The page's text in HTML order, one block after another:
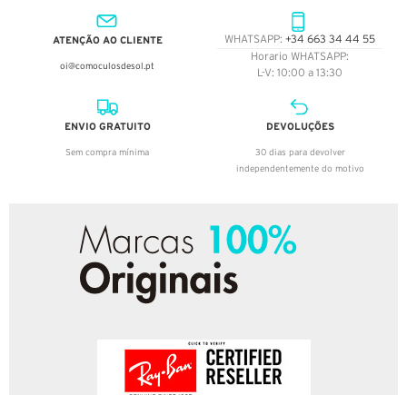
ATENÇÃO AO CLIENTE
oi@comoculosdesol.pt
WHATSAPP: +34 663 34 44 55
Horario WHATSAPP:
L-V: 10:00 a 13:30
ENVIO GRATUITO
Sem compra mínima
DEVOLUÇÕES
30 dias para devolver
independentemente do motivo